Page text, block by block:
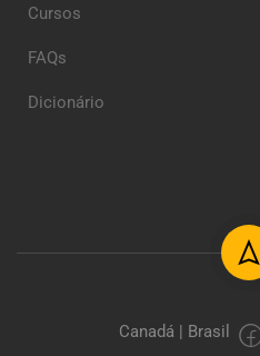
Cursos
FAQs
Dicionário
Canadá | Brasil